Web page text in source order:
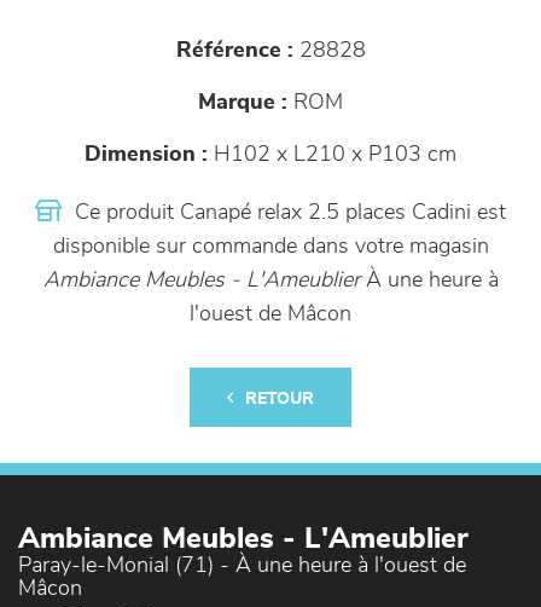
Référence : 28828
Marque : ROM
Dimension : H102 x L210 x P103 cm
Ce produit Canapé relax 2.5 places Cadini est
disponible sur commande dans votre magasin
Ambiance Meubles - L'AmeublierÀ une heure à
l'ouest de Mâcon
RETOUR
Ambiance Meubles - L'Ameublier
Paray-le-Monial (71) - À une heure à l'ouest de
Mâcon